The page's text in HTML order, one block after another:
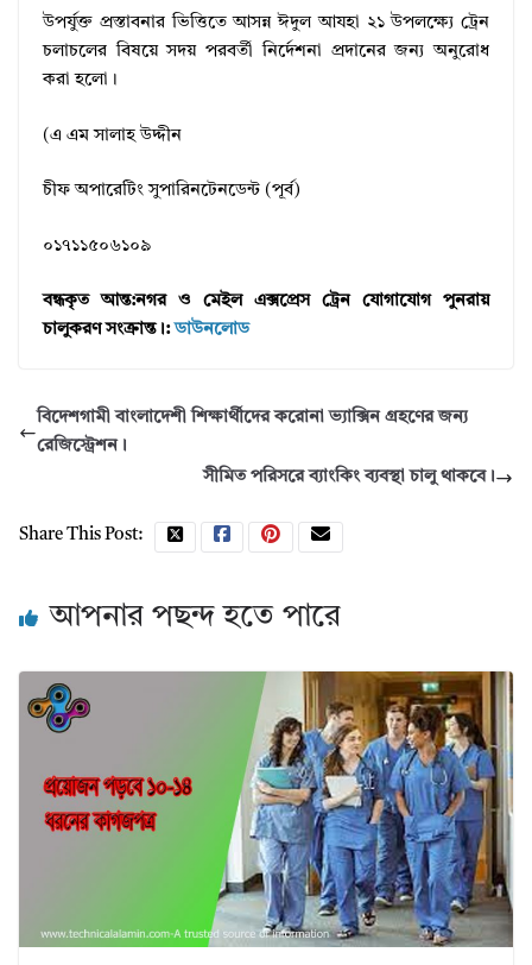
উপর্যুক্ত প্রস্তাবনার ভিত্তিতে আসন্ন ঈদুল আযহা ২১ উপলক্ষ্যে ট্রেন
চলাচলের বিষয়ে সদয় পরবর্তী নির্দেশনা প্রদানের জন্য অনুরোধ
করা হলো।
(এ এম সালাহ উদ্দীন
চীফ অপারেটিং সুপারিনটেনডেন্ট (পূর্ব)
০১৭১১৫০৬১০৯
বন্ধকৃত আন্ত:নগর ও মেইল এক্সপ্রেস ট্রেন যোগাযোগ পুনরায়
চালুকরণ সংক্রান্ত।:ডাউনলোড
বিদেশগামী বাংলাদেশী শিক্ষার্থীদের করোনা ভ্যাক্সিন গ্রহণের জন্য
রেজিস্ট্রেশন।
সীমিত পরিসরে ব্যাংকিং ব্যবস্থা চালু থাকবে।
Share This Post:
আপনার পছন্দ হতে পারে